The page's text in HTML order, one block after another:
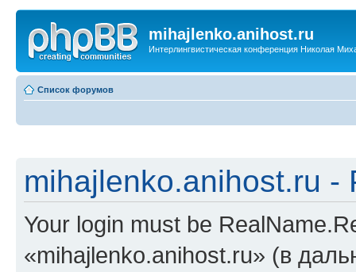
mihajlenko.anihost.ru
Интерлингвистическая конференция Николая
Список форумов
mihajlenko.anihost.ru -
Your login must be
«mihajlenko.anihost.ru» (в